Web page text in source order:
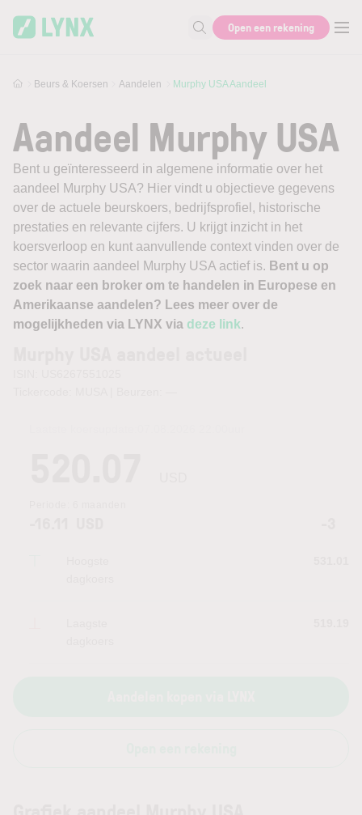
Zoek naar informatie
Open een rekening
Beurs & Koersen Aandelen Murphy USA Aandeel
Aandeel Murphy USA
Bent u geïnteresseerd in algemene informatie over het
aandeel Murphy USA? Hier vindt u objectieve gegevens
over de actuele beurskoers, bedrijfsprofiel, historische
prestaties en relevante cijfers. U krijgt inzicht in het
koersverloop en kunt aanvullende context vinden over de
sector waarin aandeel Murphy USA actief is. Bent u op
zoek naar een broker om te handelen in Europese en
Amerikaanse aandelen? Lees meer over de
mogelijkheden via LYNX via deze link.